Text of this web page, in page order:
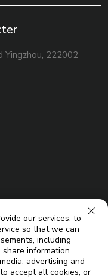
Yingzhou, 222002
our services, to
so that we can
including
information
advertising and
accept all cookies, or